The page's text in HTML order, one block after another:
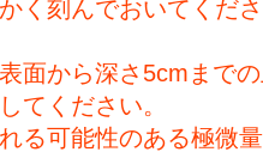
く刻んでおいてくだ
面から深さ5cmまで
てください。
る可能性のある極微